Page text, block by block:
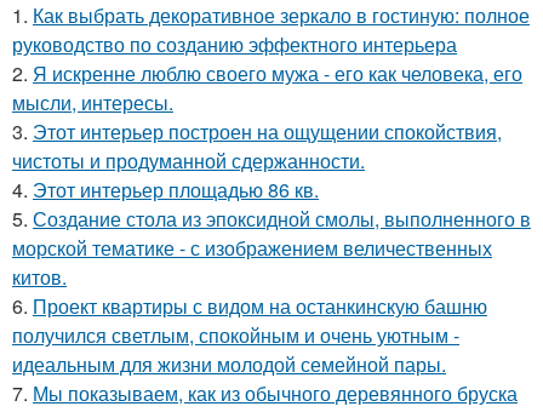
1. Как выбрать декоративное зеркало в гостиную: полное
руководство по созданию эффектного интерьера
2. Я искренне люблю своего мужа - его как человека, его
мысли, интересы.
3. Этот интерьер построен на ощущении спокойствия,
чистоты и продуманной сдержанности.
4. Этот интерьер площадью 86 кв.
5. Создание стола из эпоксидной смолы, выполненного в
морской тематике - с изображением величественных
китов.
6. Проект квартиры с видом на останкинскую башню
получился светлым, спокойным и очень уютным -
идеальным для жизни молодой семейной пары.
7. Мы показываем, как из обычного деревянного бруска